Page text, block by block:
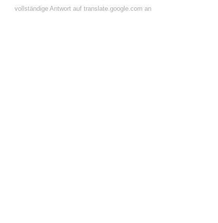
vollständige Antwort auf translate.google.com an